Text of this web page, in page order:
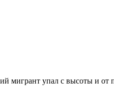
мигрант упал с высоты и от